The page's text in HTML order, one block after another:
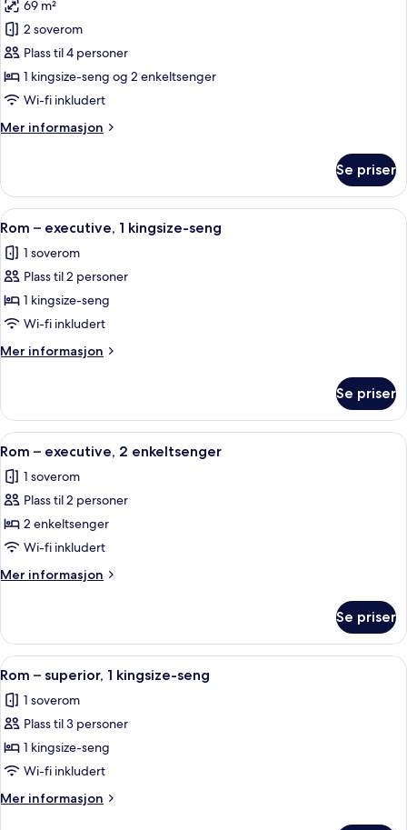
av
Suite,
2
soverom,
hjørnerom
69 m²
2 soverom
Plass til 4 personer
1 kingsize-seng og 2 enkeltsenger
Wi-fi inkludert
Mer informasjon
Mer
2
soverom,
hjørnerom
Se priser
Åpne
alle
bildene
av
Rom
–
executive,
1
seng
Rom – executive, 1 kingsize-seng |
6
Rom – executive, 1 kingsize-seng
1 soverom
Plass til 2 personer
1 kingsize-seng
Wi-fi inkludert
Mer informasjon
Mer
–
executive,
1
seng
Se priser
Åpne
alle
bildene
av
Rom
–
executive,
2
Allergitestet sengetøy, minibar, safe
6
Rom – executive, 2 enkeltsenger
1 soverom
Plass til 2 personer
2 enkeltsenger
Wi-fi inkludert
Mer informasjon
Mer
–
executive,
2
enkeltsenger
Se priser
Åpne
alle
bildene
av
Rom
–
superior,
1
Rom – superior, 1 kingsize-seng |
3
Rom – superior, 1 kingsize-seng
1 soverom
Plass til 3 personer
1 kingsize-seng
Wi-fi inkludert
Mer informasjon
Mer